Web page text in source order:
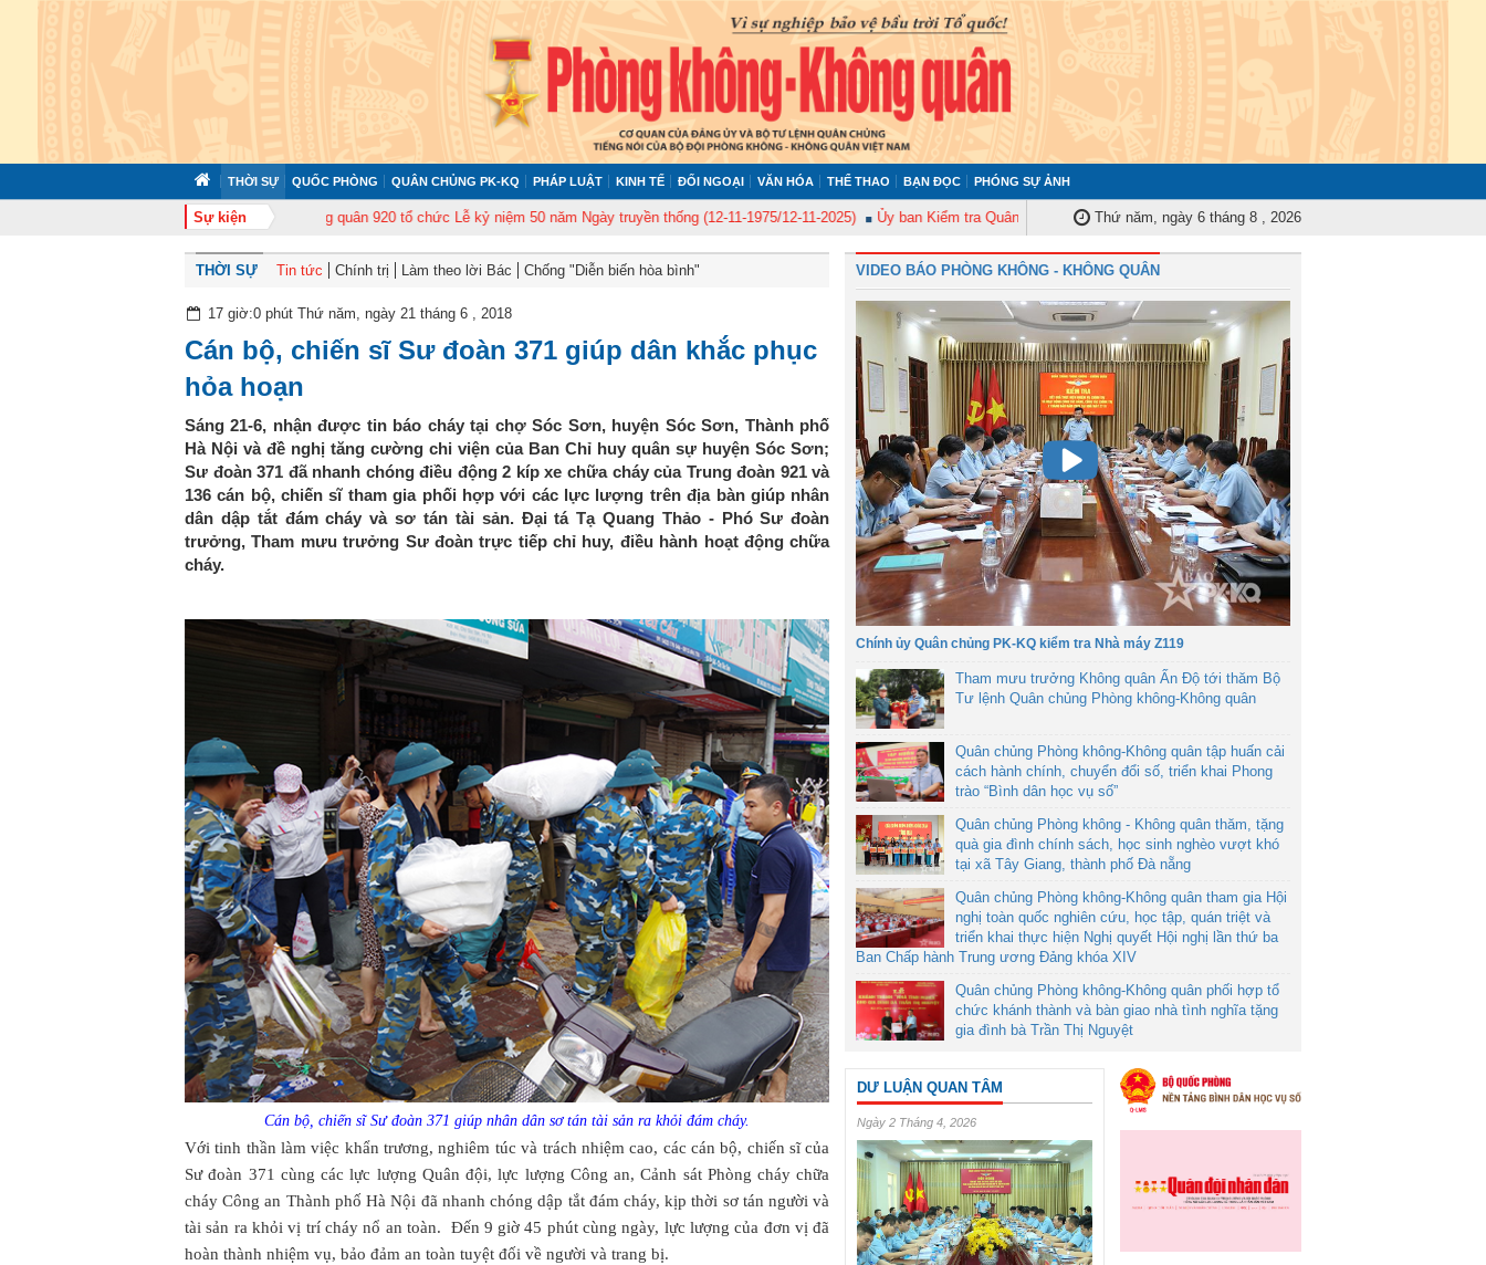
THỜI SỰ QUỐC PHÒNG QUÂN CHỦNG PK-KQ PHÁP LUẬT KINH TẾ ĐỐI NGOẠI VĂN HÓA THỂ THAO BẠN ĐỌC PHÓNG SỰ ẢNH
Sự kiện
Trung đoàn Không quân 920 tổ chức Lễ kỷ niệm 50 năm Ngày truyền thống (12-11-1975/12-11-2025) Ủy ban Kiểm tra Quân ủy Trung ương tập huấn nghiệp vụ công tác kiểm tra, giám sát năm 2025
Thứ năm, ngày 6 tháng 8 , 2026
THỜI SỰ Tin tức Chính trị Làm theo lời Bác Chống "Diễn biến hòa bình"
17 giờ:0 phút Thứ năm, ngày 21 tháng 6 , 2018
Cán bộ, chiến sĩ Sư đoàn 371 giúp dân khắc phục
hỏa hoạn
Sáng 21-6, nhận được tin báo cháy tại chợ Sóc Sơn, huyện Sóc Sơn, Thành phố
Hà Nội và đề nghị tăng cường chi viện của Ban Chỉ huy quân sự huyện Sóc Sơn;
Sư đoàn 371 đã nhanh chóng điều động 2 kíp xe chữa cháy của Trung đoàn 921 và
136 cán bộ, chiến sĩ tham gia phối hợp với các lực lượng trên địa bàn giúp nhân
dân dập tắt đám cháy và sơ tán tài sản. Đại tá Tạ Quang Thảo - Phó Sư đoàn
trưởng, Tham mưu trưởng Sư đoàn trực tiếp chỉ huy, điều hành hoạt động chữa
cháy.
Cán bộ, chiến sĩ Sư đoàn 371 giúp nhân dân sơ tán tài sản ra khỏi đám cháy.
Với tinh thần làm việc khẩn trương, nghiêm túc và trách nhiệm cao, các cán bộ, chiến sĩ của
Sư đoàn 371 cùng các lực lượng Quân đội, lực lượng Công an, Cảnh sát Phòng cháy chữa
cháy Công an Thành phố Hà Nội đã nhanh chóng dập tắt đám cháy, kịp thời sơ tán người và
tài sản ra khỏi vị trí cháy nổ an toàn. Đến 9 giờ 45 phút cùng ngày, lực lượng của đơn vị đã
hoàn thành nhiệm vụ, bảo đảm an toàn tuyệt đối về người và trang bị.
VIDEO BÁO PHÒNG KHÔNG - KHÔNG QUÂN
Chính ủy Quân chủng PK-KQ kiểm tra Nhà máy Z119
Tham mưu trưởng Không quân Ấn Độ tới thăm Bộ
Tư lệnh Quân chủng Phòng không-Không quân
Quân chủng Phòng không-Không quân tập huấn cải
cách hành chính, chuyển đổi số, triển khai Phong
trào “Bình dân học vụ số”
Quân chủng Phòng không - Không quân thăm, tặng
quà gia đình chính sách, học sinh nghèo vượt khó
tại xã Tây Giang, thành phố Đà nẵng
Quân chủng Phòng không-Không quân tham gia Hội
nghị toàn quốc nghiên cứu, học tập, quán triệt và
triển khai thực hiện Nghị quyết Hội nghị lần thứ ba
Ban Chấp hành Trung ương Đảng khóa XIV
Quân chủng Phòng không-Không quân phối hợp tổ
chức khánh thành và bàn giao nhà tình nghĩa tặng
gia đình bà Trần Thị Nguyệt
DƯ LUẬN QUAN TÂM
Ngày 2 Tháng 4, 2026